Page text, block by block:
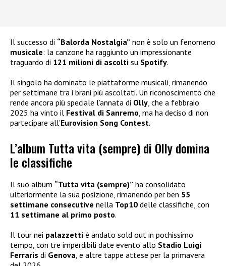
Il successo di “Balorda Nostalgia” non è solo un fenomeno
musicale: la canzone ha raggiunto un impressionante
traguardo di 121 milioni di ascolti su Spotify.
Il singolo ha dominato le piattaforme musicali, rimanendo
per settimane tra i brani più ascoltati. Un riconoscimento che
rende ancora più speciale l’annata di Olly , che a febbraio
2025 ha vinto il Festival di Sanremo , ma ha deciso di non
partecipare all’Eurovision Song Contest.
L’album Tutta vita (sempre) di Olly domina
le classifiche
Il suo album “Tutta vita (sempre)” ha consolidato
ulteriormente la sua posizione, rimanendo per ben 55
settimane consecutive nella Top10 delle classifiche, con
11 settimane al primo posto.
Il tour nei palazzetti è andato sold out in pochissimo
tempo, con tre imperdibili date evento allo Stadio Luigi
Ferraris di Genova, e altre tappe attese per la primavera